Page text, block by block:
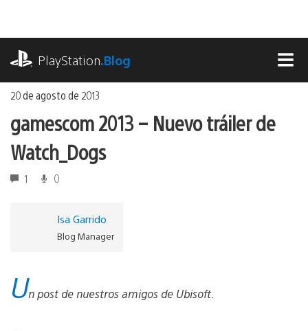
contenido
PlayStation.Blog
20 de agosto de 2013
gamescom 2013 – Nuevo tráiler de
Watch_Dogs
1 0
Isa Garrido
Blog Manager
Un post de nuestros amigos de Ubisoft.